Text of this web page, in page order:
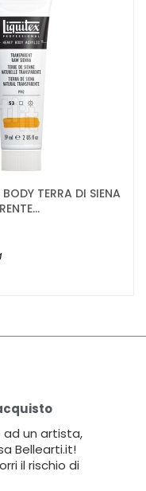
TERRA DI SIENA
ad un artista,
Bellearti.it!
il rischio di